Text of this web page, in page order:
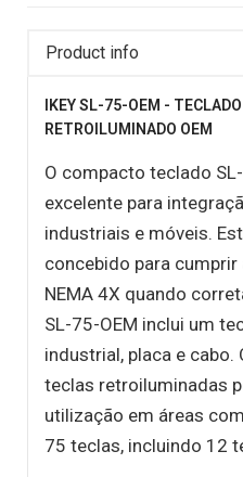
Product info
IKEY SL-75-OEM -
RETROILUMINADO OEM
O compacto teclado
excelente para
industriais e móveis.
concebido para
NEMA 4X quando
SL-75-OEM inclui um
industrial, placa e cabo.
teclas retroiluminadas
utilização em áreas
75 teclas, incluindo 12